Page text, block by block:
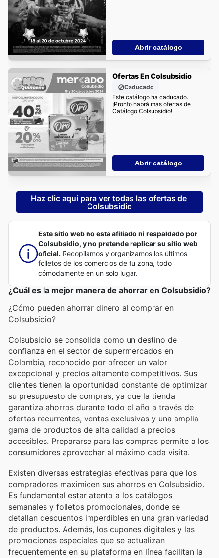
Abrir catálogo
Ofertas En Colsubsidio
Caducado
Este catálogo ha caducado.
¡Pronto habrá mas ofertas de
Catálogo Colsubsidio!
Abrir catálogo
Haz clic aquí para ver todas las ofertas de
Colsubsidio
Este sitio web no está afiliado ni respaldado por
Colsubsidio, y no pretende replicar su sitio web
oficial. Recopilamos y organizamos los últimos
folletos de los comercios de tu zona, todo
cómodamente en un solo lugar.
¿Cuál es la mejor manera de ahorrar en Colsubsidio?
¿Cómo pueden ahorrar dinero al comprar en
Colsubsidio?
Colsubsidio se consolida como un destino de
confianza en el sector de supermercados en
Colombia, reconocido por ofrecer un valor
excepcional y precios altamente competitivos. Sus
clientes tienen la oportunidad constante de optimizar
su presupuesto de compras, ya que la tienda
garantiza ahorros durante todo el año a través de
ofertas recurrentes, ventas exclusivas y una amplia
gama de productos de alta calidad a precios
accesibles. Prepararse para las compras permite a los
consumidores aprovechar al máximo cada visita.
Existen diversas estrategias efectivas para que los
compradores maximicen sus ahorros en Colsubsidio.
Es fundamental estar atento a los catálogos
semanales y folletos promocionales, donde se
detallan descuentos imperdibles en una gran variedad
de productos. Además, los cupones digitales y las
promociones especiales que se actualizan
frecuentemente en su plataforma en línea facilitan la